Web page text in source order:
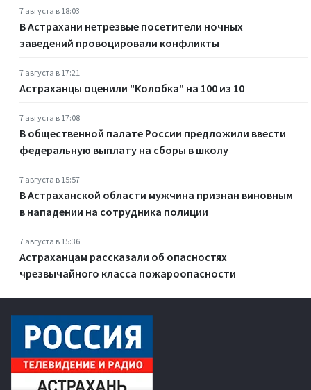
7 августа в 18:03
В Астрахани нетрезвые посетители ночных
заведений провоцировали конфликты
7 августа в 17:21
Астраханцы оценили "Колобка" на 100 из 10
7 августа в 17:08
В общественной палате России предложили ввести
федеральную выплату на сборы в школу
7 августа в 15:57
В Астраханской области мужчина признан виновным
в нападении на сотрудника полиции
7 августа в 15:36
Астраханцам рассказали об опасностях
чрезвычайного класса пожароопасности